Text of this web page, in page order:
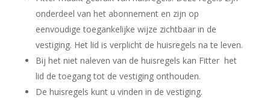
onderdeel van het abonnement en zijn op
eenvoudige toegankelijke wijze zichtbaar in de
vestiging. Het lid is verplicht de huisregels na te leven.
Bij het niet naleven van de huisregels kan Fitter het
lid de toegang tot de vestiging onthouden.
De huisregels kunt u vinden in de vestiging.